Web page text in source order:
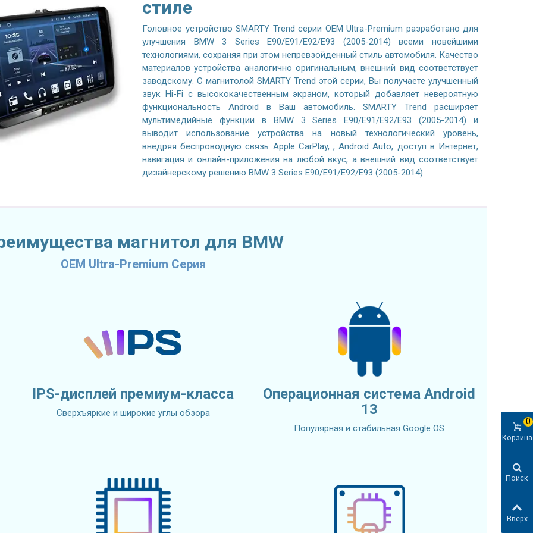
стиле
Головное устройство SMARTY Trend серии OEM Ultra-Premium разработано для
улучшения BMW 3 Series E90/E91/E92/E93 (2005-2014) всеми новейшими
технологиями, сохраняя при этом непревзойденный стиль автомобиля. Качество
материалов устройства аналогично оригинальным, внешний вид соответствует
заводскому. С магнитолой SMARTY Trend этой серии, Вы получаете улучшенный
звук Hi-Fi с высококачественным экраном, который добавляет невероятную
функциональность Android в Ваш автомобиль. SMARTY Trend расширяет
мультимедийные функции в BMW 3 Series E90/E91/E92/E93 (2005-2014) и
выводит использование устройства на новый технологический уровень,
внедряя беспроводную связь Apple CarPlay, , Android Auto, доступ в Интернет,
навигация и онлайн-приложения на любой вкус, а внешний вид соответствует
дизайнерскому решению BMW 3 Series E90/E91/E92/E93 (2005-2014).
магнитол для BMW
OEM Ultra-Premium Серия
IPS-дисплей премиум-класса
Сверхъяркие и широкие углы обзора
Операционная система Android
13
Популярная и стабильная Google OS
Корзина
0
Поиск
Вверх